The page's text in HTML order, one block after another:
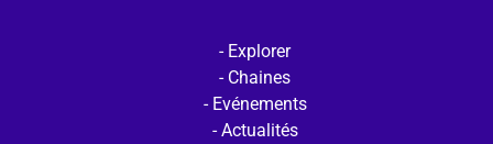
Explorer
Chaines
Evénements
Actualités